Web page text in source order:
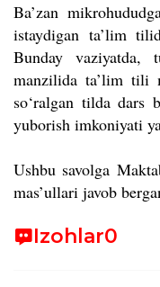
Ba’zan
istaydigan ta’lim
Bunday vaziyatda,
manzilida ta’lim tili
so‘ralgan tilda dars
yuborish imkoniyati
Ushbu savolga
mas’ullari javob
Izohlar0